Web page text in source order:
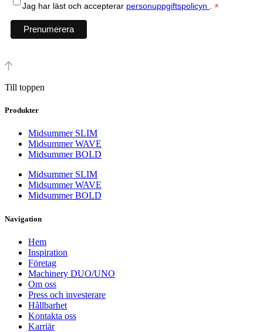
Jag har läst och accepterar personuppgiftspolicyn *
Till toppen
Produkter
Midsummer SLIM
Midsummer WAVE
Midsummer BOLD
Midsummer SLIM
Midsummer WAVE
Midsummer BOLD
Navigation
Hem
Inspiration
Företag
Machinery DUO/UNO
Om oss
Press och investerare
Hållbarhet
Kontakta oss
Karriär